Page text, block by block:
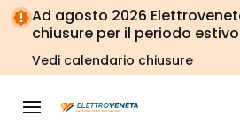
Vai alla
navigazione
Vai
alla
pagina
Ad agosto 2026
chiusure per il periodo
Vedi calendario chiusure